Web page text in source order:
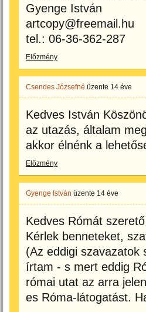
Gyenge István
artcopy@freemail.hu
tel.: 06-36-362-287
Előzmény
Csendes Józsefné üzente 14 éve
Kedves István
az utazás, általam
akkor élnénk a
Előzmény
Gyenge István üzente 14 éve
Kedves Rómát
Kérlek benneteket,
(Az eddigi szavazatok
írtam - s mert eddig
római utat az arra
es Róma-látogatást.